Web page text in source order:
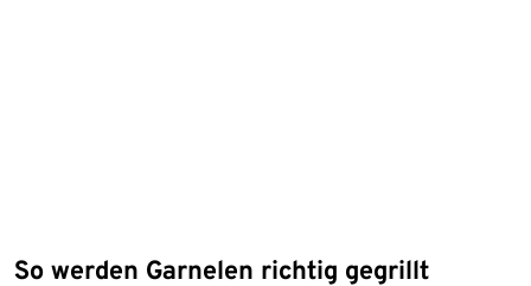
So werden Garnelen richtig gegrillt